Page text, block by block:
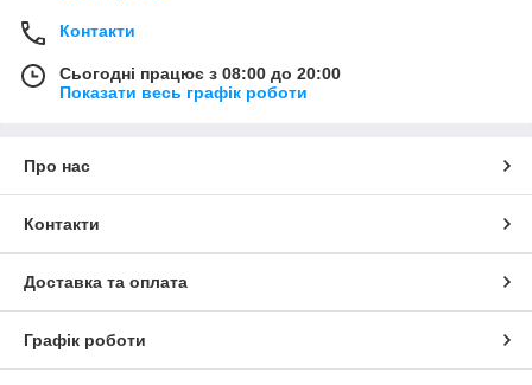
Контакти
Сьогодні працює з 08:00 до 20:00
Показати весь графік роботи
Про нас
Контакти
Доставка та оплата
Графік роботи